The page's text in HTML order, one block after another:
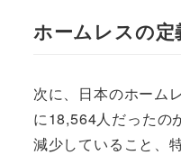
ホームレスの定
次に、日本のホーム
に18,564人だったの
減少していること、